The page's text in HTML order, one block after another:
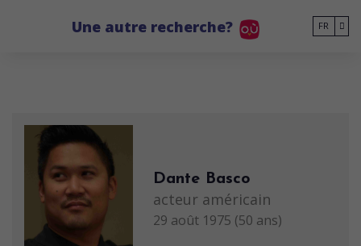
Une autre recherche? FR
Dante Basco
acteur américain
29 août 1975 (50 ans)